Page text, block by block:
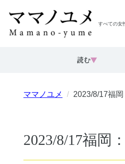
すべての女
読む▼
ママノユメ 2023/8/17福
2023/8/17福岡